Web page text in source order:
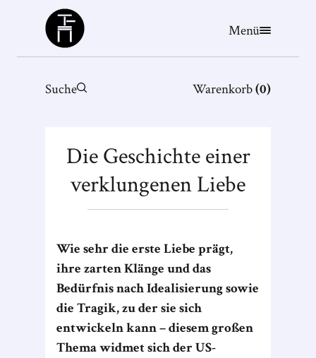
Büchergilde
Menü
Suche Warenkorb(0)
Die Geschichte einer
verklungenen Liebe
Wie sehr die erste Liebe prägt,
ihre zarten Klänge und das
Bedürfnis nach Idealisierung sowie
die Tragik, zu der sie sich
entwickeln kann – diesem großen
Thema widmet sich der US-